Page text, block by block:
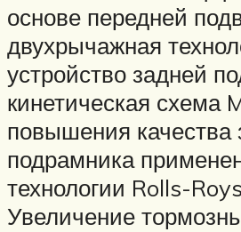
основе передней
двухрычажная
устройство задней
кинетическая схема
повышения качества
подрамника
технологии Rolls-
Увеличение